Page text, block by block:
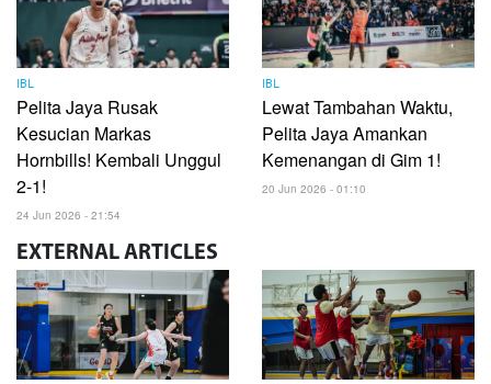
IBL
Pelita Jaya Rusak
Kesucian Markas
Hornbills! Kembali Unggul
2-1!
24 Jun 2026 - 21:54
IBL
Lewat Tambahan Waktu,
Pelita Jaya Amankan
Kemenangan di Gim 1!
20 Jun 2026 - 01:10
EXTERNAL ARTICLES